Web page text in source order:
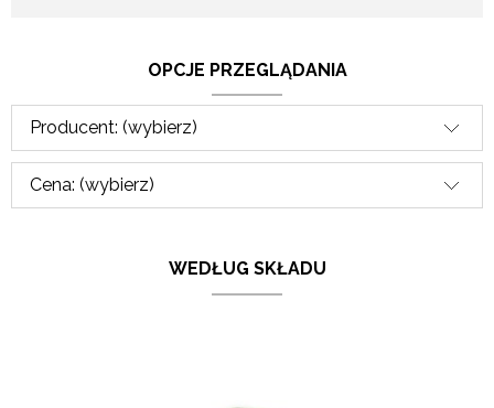
OPCJE PRZEGLĄDANIA
Producent: (wybierz)
Cena: (wybierz)
WEDŁUG SKŁADU